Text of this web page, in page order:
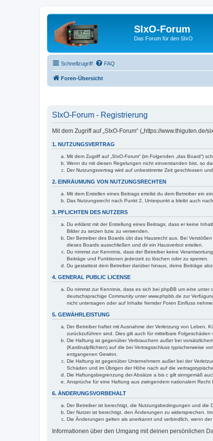
SIxO-Forum
Das Forum für den SIxO
Schnellzugriff FAQ
Foren-Übersicht
SIxO-Forum - Registrierung
Mit dem Zugriff auf „SIxO-Forum“ („https://
1. NUTZUNGSVERTRAG
Mit dem Zugriff auf „SIxO-Forum“ (im Folgenden „das Board“)
Wenn du mit diesen Regelungen nicht einverstanden bist, so
Der Nutzungsvertrag wird auf unbestimmte Zeit geschlossen
2. EINRÄUMUNG VON NUTZUNGSRECHTEN
Mit dem Erstellen eines Beitrags erteilst du dem Betreiber ein
Das Nutzungsrecht nach Punkt 2, Unterpunkt a bleibt auch
3. PFLICHTEN DES NUTZERS
Du erklärst mit der Erstellung eines Beitrags, dass er keine
Bilder zu setzen bzw. zu verwenden.
Der Betreiber des Boards übt das Hausrecht aus. Bei
dieses Boards ausschließen und dir ein Hausverbot erteilen.
Du nimmst zur Kenntnis, dass der Betreiber keine
Beiträge und Funktionen jederzeit zu löschen oder zu sperren.
Du gestattest dem Betreiber darüber hinaus, deine Beiträge
4. GENERAL PUBLIC LICENSE
Du nimmst zur Kenntnis, dass es sich bei phpBB um eine unter
deutschsprachige Community unter www.phpbb.de zur
nicht untersagen oder auf Inhalte fremder Foren Einfluss
5. GEWÄHRLEISTUNG
Der Betreiber haftet mit Ausnahme der Verletzung von Leben,
zurückzuführen sind. Dies gilt auch für mittelbare
Die Haftung ist gegenüber Verbrauchern außer bei
(Kardinalpflichten) auf die bei Vertragsschluss typischerweise
entgangenen Gewinn.
Die Haftung ist gegenüber Unternehmern außer bei der
Schäden und im Übrigen der Höhe nach auf die
Die Haftungsbegrenzung der Absätze a bis c gilt sinngemäß
Ansprüche für eine Haftung aus zwingendem nationalem Recht
6. ÄNDERUNGSVORBEHALT
Der Betreiber ist berechtigt, die Nutzungsbedingungen und die
Der Nutzer ist berechtigt, den Änderungen zu widersprechen.
Die Änderungen gelten als anerkannt und verbindlich, wenn
Informationen über den Umgang mit deinen persönlichen